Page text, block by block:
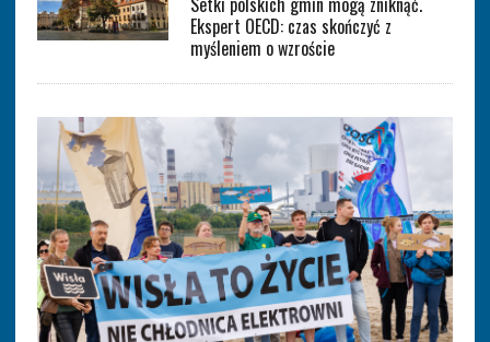
Ekspert OECD: czas skończyć z
myśleniem o wzroście